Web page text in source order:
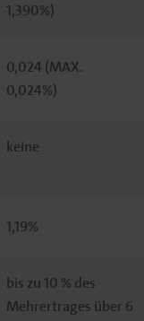
1,390%)
0,024 (MAX.
0,024%)
keine
1,19%
bis zu 10 % des
Mehrertrages über 6